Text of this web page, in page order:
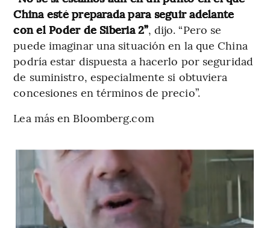
China esté preparada para seguir adelante
con el Poder de Siberia 2”, dijo. “Pero se
puede imaginar una situación en la que China
podría estar dispuesta a hacerlo por seguridad
de suministro, especialmente si obtuviera
concesiones en términos de precio”.
Lea más en Bloomberg.com